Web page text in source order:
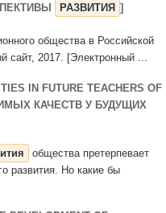
РАЗВИТИЯ ]
общества в Российской
сайт, 2017. [Электронный ...
IN FUTURE TEACHERS OF
КАЧЕСТВ У БУДУЩИХ
общества претерпевает
развития. Но какие бы